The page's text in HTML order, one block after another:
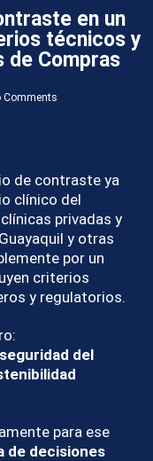
en un
técnicos y
de Compras
Comments
de contraste ya
clínico del
privadas y
y otras
por un
criterios
y regulatorios.
del
para ese
de decisiones